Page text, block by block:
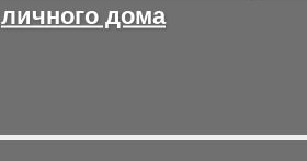
личного дома